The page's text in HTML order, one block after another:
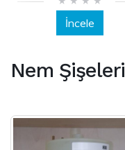
İncele
Nem Şişeleri